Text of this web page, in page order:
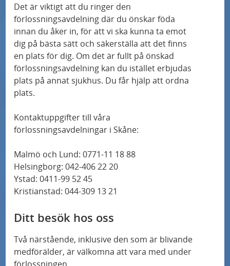
Det är viktigt att du ringer den
förlossningsavdelning där du önskar föda
innan du åker in, för att vi ska kunna ta emot
dig på bästa sätt och säkerställa att det finns
en plats för dig. Om det är fullt på önskad
förlossningsavdelning kan du istället erbjudas
plats på annat sjukhus. Du får hjälp att ordna
plats.
Kontaktuppgifter till våra
förlossningsavdelningar i Skåne:
Malmö och Lund: 0771-11 18 88
Helsingborg: 042-406 22 20
Ystad: 0411-99 52 45
Kristianstad: 044-309 13 21
Ditt besök hos oss
Två närstående, inklusive den som är blivande
medförälder, är välkomna att vara med under